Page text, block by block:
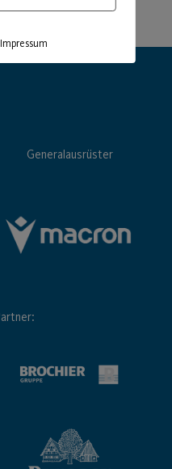
Generalausrüster
Impressum